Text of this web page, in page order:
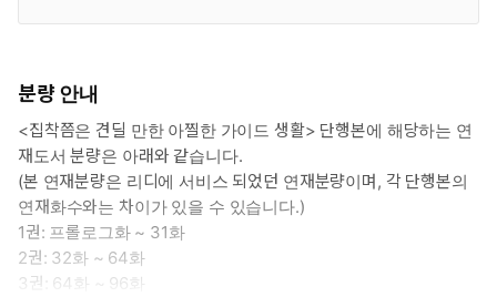
분량 안내
<집착쯤은 견딜 만한 아찔한 가이드 생활> 단행본에 해당하는 연
재도서 분량은 아래와 같습니다.
(본 연재분량은 리디에 서비스 되었던 연재분량이며, 각 단행본의
연재화수와는 차이가 있을 수 있습니다.)
1권: 프롤로그화 ~ 31화
2권: 32화 ~ 64화
3권: 64화 ~ 96화